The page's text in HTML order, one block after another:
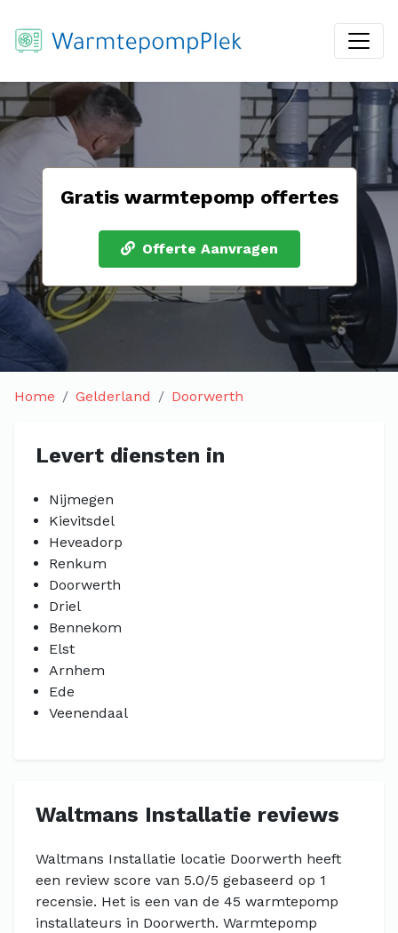
Gratis warmtepomp offertes
Offerte Aanvragen
Home Gelderland Doorwerth
Levert diensten in
Nijmegen
Kievitsdel
Heveadorp
Renkum
Doorwerth
Driel
Bennekom
Elst
Arnhem
Ede
Veenendaal
Waltmans Installatie reviews
Waltmans Installatie locatie Doorwerth heeft
een review score van 5.0/5 gebaseerd op 1
recensie. Het is een van de 45 warmtepomp
installateurs in Doorwerth. Warmtepomp